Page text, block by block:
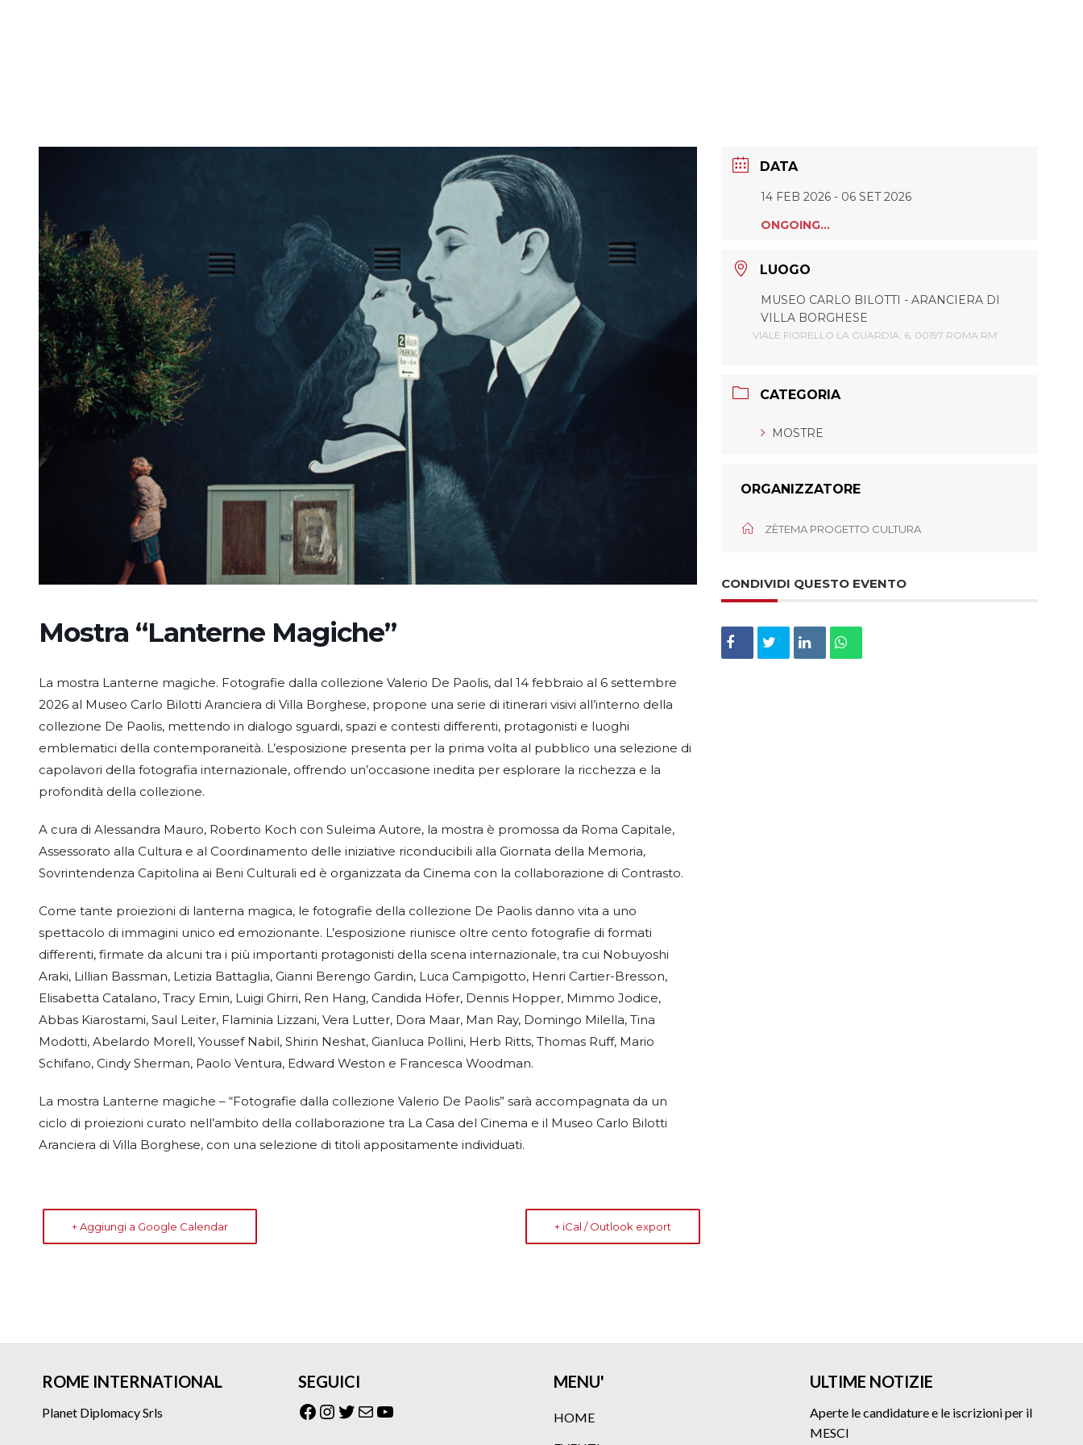
Mostra “Lanterne Magiche”
La mostra Lanterne magiche. Fotografie dalla collezione Valerio De Paolis, dal 14 febbraio al 6 settembre
2026 al Museo Carlo Bilotti Aranciera di Villa Borghese, propone una serie di itinerari visivi all’interno della
collezione De Paolis, mettendo in dialogo sguardi, spazi e contesti differenti, protagonisti e luoghi
emblematici della contemporaneità. L’esposizione presenta per la prima volta al pubblico una selezione di
capolavori della fotografia internazionale, offrendo un’occasione inedita per esplorare la ricchezza e la
profondità della collezione.
A cura di Alessandra Mauro, Roberto Koch con Suleima Autore, la mostra è promossa da Roma Capitale,
Assessorato alla Cultura e al Coordinamento delle iniziative riconducibili alla Giornata della Memoria,
Sovrintendenza Capitolina ai Beni Culturali ed è organizzata da Cinema con la collaborazione di Contrasto.
Come tante proiezioni di lanterna magica, le fotografie della collezione De Paolis danno vita a uno
spettacolo di immagini unico ed emozionante. L’esposizione riunisce oltre cento fotografie di formati
differenti, firmate da alcuni tra i più importanti protagonisti della scena internazionale, tra cui Nobuyoshi
Araki, Lillian Bassman, Letizia Battaglia, Gianni Berengo Gardin, Luca Campigotto, Henri Cartier-Bresson,
Elisabetta Catalano, Tracy Emin, Luigi Ghirri, Ren Hang, Candida Höfer, Dennis Hopper, Mimmo Jodice,
Abbas Kiarostami, Saul Leiter, Flaminia Lizzani, Vera Lutter, Dora Maar, Man Ray, Domingo Milella, Tina
Modotti, Abelardo Morell, Youssef Nabil, Shirin Neshat, Gianluca Pollini, Herb Ritts, Thomas Ruff, Mario
Schifano, Cindy Sherman, Paolo Ventura, Edward Weston e Francesca Woodman.
La mostra Lanterne magiche – “Fotografie dalla collezione Valerio De Paolis” sarà accompagnata da un
ciclo di proiezioni curato nell’ambito della collaborazione tra La Casa del Cinema e il Museo Carlo Bilotti
Aranciera di Villa Borghese, con una selezione di titoli appositamente individuati.
+ Aggiungi a Google Calendar + iCal / Outlook export
DATA
14 FEB 2026- 06 SET 2026
ONGOING...
LUOGO
MUSEO CARLO BILOTTI - ARANCIERA DI
VILLA BORGHESE
VIALE FIORELLO LA GUARDIA, 6, 00197 ROMA RM
CATEGORIA
MOSTRE
ORGANIZZATORE
ZÈTEMA PROGETTO CULTURA
CONDIVIDI QUESTO EVENTO
ROME INTERNATIONAL
Planet Diplomacy Srls
SEGUICI
Facebook
Instagram
Twitter
EmailYouTube
MENU'
HOME
ULTIME NOTIZIE
Aperte le candidature e le iscrizioni per il
MESCI